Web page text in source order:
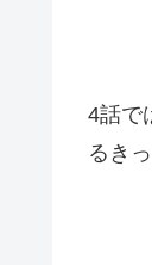
4話で
るき